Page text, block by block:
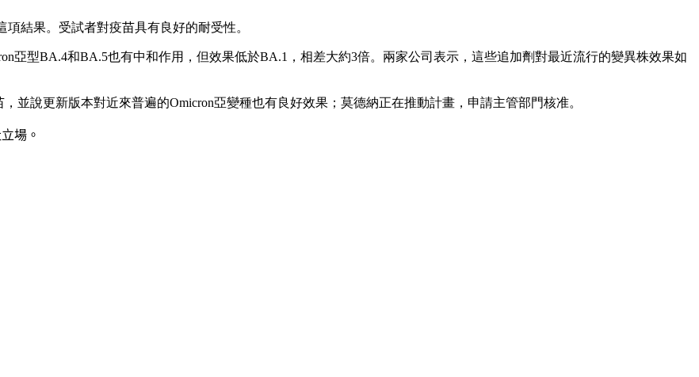
結果。受試者對疫苗具有良好的耐受性。
亞型BA.4和BA.5也有中和作用，但效果低於BA.1，相差大約3倍。兩家公司表示，這些追加劑對最近流行的變異株效果如
並說更新版本對近來普遍的Omicron亞變種也有良好效果；莫德納正在推動計畫，申請主管部門核准。
場。